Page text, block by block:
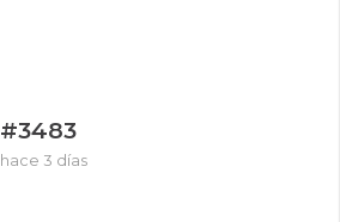
#3483
hace 3 días